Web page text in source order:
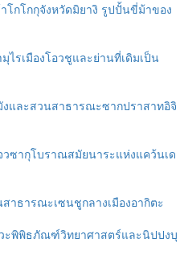
โกโกกุจังหวัดมิยางิ รูปปั้นขี่ม้าของ
รเมืองโอวชูและย่านที่เดิมเป็น
งและสวนสาธารณะซากปราสาทอิจิ
ซากุโบราณสมัยนาระแห่งแคว้นเด
าธารณะเซนชูกลางเมืองอากิตะ
วะพิพิธภัณฑ์วิทยาศาสตร์และนิปปงบุ